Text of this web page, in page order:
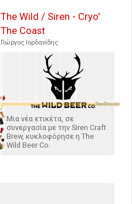
The Wild / Siren - Cryo'
The Coast
Γιώργος Ιορδανίδης
Μια νέα ετικέτα, σε
συνεργασία με την Siren Craft
Brew, κυκλοφόρησε η The
Wild Beer Co.